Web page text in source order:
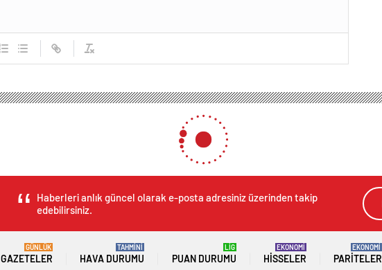
Haberleri anlık güncel olarak e-posta adresiniz üzerinden takip
edebilirsiniz.
GAZETELER
GÜNLÜK
HAVA DURUMU
TAHMİNİ
PUAN DURUMU
LİG
HISSELER
EKONOMİ
PARITELER
EKONOMİ